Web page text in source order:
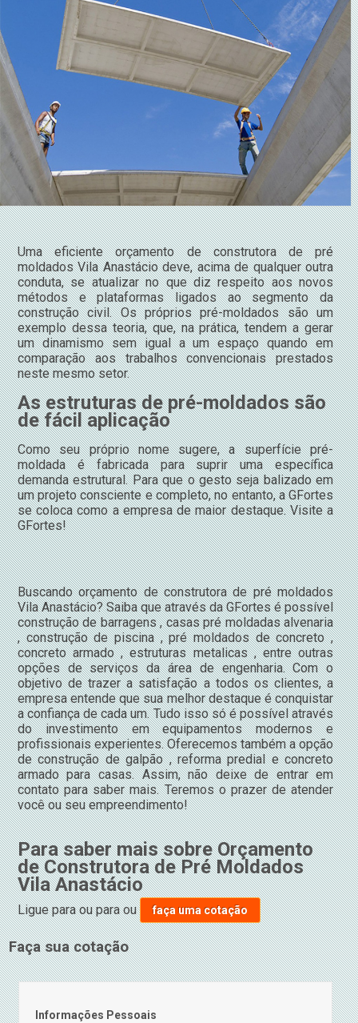
Uma eficiente orçamento de construtora de pré
moldados Vila Anastácio deve, acima de qualquer outra
conduta, se atualizar no que diz respeito aos novos
métodos e plataformas ligados ao segmento da
construção civil. Os próprios pré-moldados são um
exemplo dessa teoria, que, na prática, tendem a gerar
um dinamismo sem igual a um espaço quando em
comparação aos trabalhos convencionais prestados
neste mesmo setor.
As estruturas de pré-moldados são
de fácil aplicação
Como seu próprio nome sugere, a superfície pré-
moldada é fabricada para suprir uma específica
demanda estrutural. Para que o gesto seja balizado em
um projeto consciente e completo, no entanto, a GFortes
se coloca como a empresa de maior destaque. Visite a
GFortes!
Buscando orçamento de construtora de pré moldados
Vila Anastácio? Saiba que através da GFortes é possível
construção de barragens , casas pré moldadas alvenaria
, construção de piscina , pré moldados de concreto ,
concreto armado , estruturas metalicas , entre outras
opções de serviços da área de engenharia. Com o
objetivo de trazer a satisfação a todos os clientes, a
empresa entende que sua melhor destaque é conquistar
a confiança de cada um. Tudo isso só é possível através
do investimento em equipamentos modernos e
profissionais experientes. Oferecemos também a opção
de construção de galpão , reforma predial e concreto
armado para casas. Assim, não deixe de entrar em
contato para saber mais. Teremos o prazer de atender
você ou seu empreendimento!
Para saber mais sobre Orçamento
de Construtora de Pré Moldados
Vila Anastácio
Ligue paraou paraou faça uma cotação
Faça sua cotação
Informações Pessoais